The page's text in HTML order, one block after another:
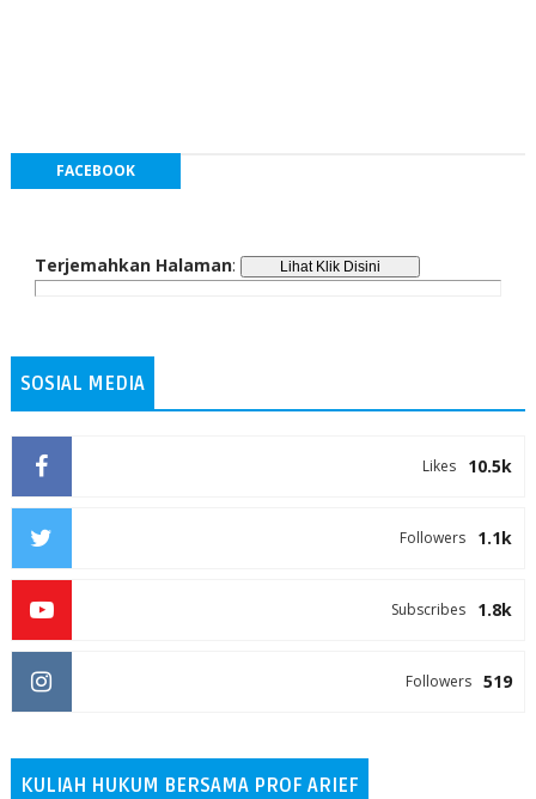
FACEBOOK
Terjemahkan Halaman:
SOSIAL MEDIA
10.5k
Likes
1.1k
Followers
1.8k
Subscribes
519
Followers
KULIAH HUKUM BERSAMA PROF ARIEF